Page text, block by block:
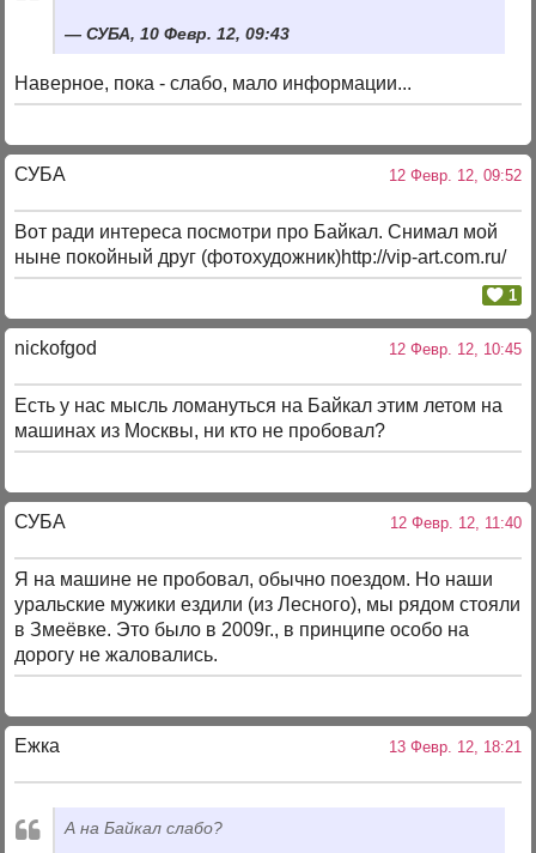
СУБА, 10 Февр. 12, 09:43
Наверное, пока - слабо, мало информации...
СУБА 12 Февр. 12, 09:52
Вот ради интереса посмотри про Байкал. Снимал мой
ныне покойный друг (фотохудожник)http://vip-art.com.ru/
1
nickofgod 12 Февр. 12, 10:45
Есть у нас мысль ломануться на Байкал этим летом на
машинах из Москвы, ни кто не пробовал?
СУБА 12 Февр. 12, 11:40
Я на машине не пробовал, обычно поездом. Но наши
уральские мужики ездили (из Лесного), мы рядом стояли
в Змеёвке. Это было в 2009г., в принципе особо на
дорогу не жаловались.
Ежка 13 Февр. 12, 18:21
А на Байкал слабо?